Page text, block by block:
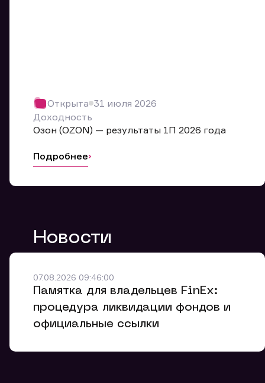
Открыта 31 июля 2026
Доходность
Озон (OZON) — результаты 1П 2026 года
Подробнее
Новости
07.08.2026 09:46:00
Памятка для владельцев FinEx:
процедура ликвидации фондов и
официальные ссылки
Мы
Ваше